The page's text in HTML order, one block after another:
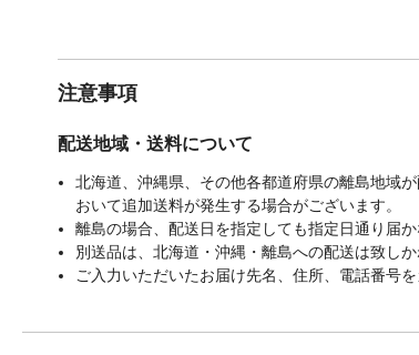
注意事項
配送地域・送料について
北海道、沖縄県、その他各都道府県の離島地域
おいて追加送料が発生する場合がございます。
離島の場合、配送日を指定しても指定日通り届か
別送品は、北海道・沖縄・離島への配送は致しか
ご入力いただいたお届け先名、住所、電話番号